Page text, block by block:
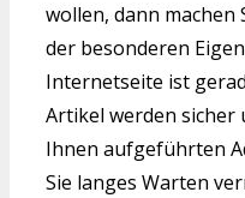
wollen, dann machen
der besonderen
Internetseite ist
Artikel werden sicher
Ihnen aufgeführten
Sie langes Warten